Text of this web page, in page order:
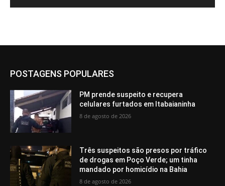
POSTAGENS POPULARES
PM prende suspeito e recupera
celulares furtados em Itabaianinha
8 de agosto de 2026
Três suspeitos são presos por tráfico
de drogas em Poço Verde; um tinha
mandado por homicídio na Bahia
8 de agosto de 2026